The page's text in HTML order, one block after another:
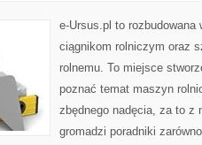
e-Ursus.pl to rozbudowana
ciągnikom rolniczym oraz
rolnemu. To miejsce
poznać temat maszyn
zbędnego nadęcia, za to z
gromadzi poradniki